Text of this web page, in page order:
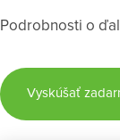
Podrobnosti o
Vyskúšať